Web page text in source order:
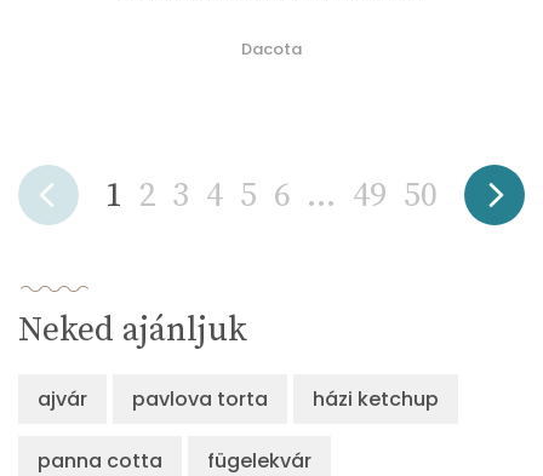
Dacota
1 2 3 4 5 6 ... 49 50
Neked ajánljuk
ajvár pavlova torta házi ketchup
panna cotta fügelekvár